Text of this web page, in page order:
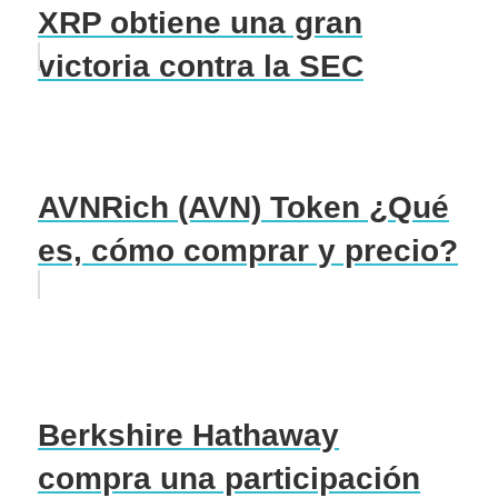
XRP obtiene una gran
victoria contra la SEC
AVNRich (AVN) Token ¿Qué
es, cómo comprar y precio?
Berkshire Hathaway
compra una participación